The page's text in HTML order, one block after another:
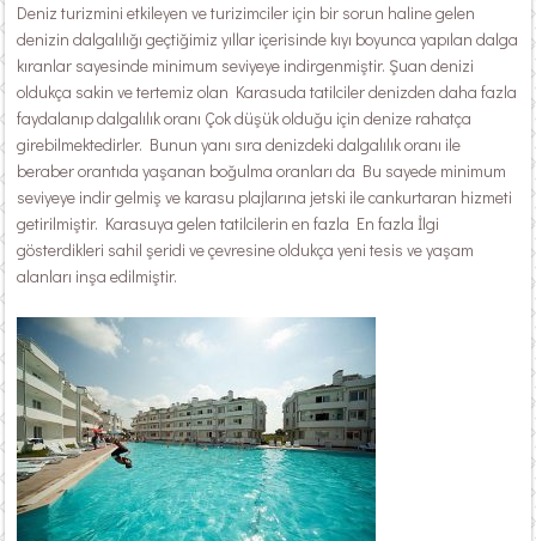
Deniz turizmini etkileyen ve turizimciler için bir sorun haline gelen
denizin dalgalılığı geçtiğimiz yıllar içerisinde kıyı boyunca yapılan dalga
kıranlar sayesinde minimum seviyeye indirgenmiştir. Şuan denizi
oldukça sakin ve tertemiz olan Karasuda tatilciler denizden daha fazla
faydalanıp dalgalılık oranı Çok düşük olduğu için denize rahatça
girebilmektedirler. Bunun yanı sıra denizdeki dalgalılık oranı ile
beraber orantıda yaşanan boğulma oranları da Bu sayede minimum
seviyeye indir gelmiş ve karasu plajlarına jetski ile cankurtaran hizmeti
getirilmiştir. Karasuya gelen tatilcilerin en fazla En fazla İlgi
gösterdikleri sahil şeridi ve çevresine oldukça yeni tesis ve yaşam
alanları inşa edilmiştir.